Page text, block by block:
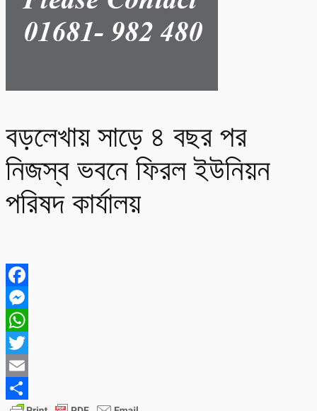
বড়লেখায় সাড়ে ৪ বছর পর
নিজস্ব ভবনে ফিরল ইউনিয়ন
পরিষদ কার্যালয়
Facebook
Messenger
WhatsApp
Twitter
Email